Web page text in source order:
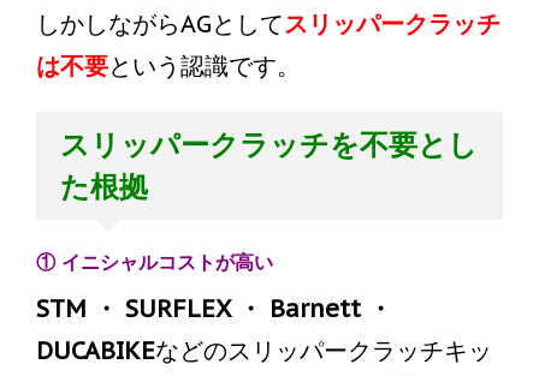
しかしながらAGとしてスリッパークラッチ
は不要という認識です。
スリッパークラッチを不要とし
た根拠
① イニシャルコストが高い
STM ・ SURFLEX ・ Barnett ・
DUCABIKEなどのスリッパークラッチキッ